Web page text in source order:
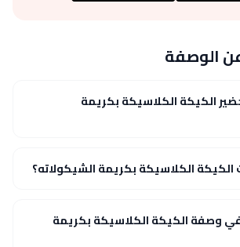
الوصفة
الكيكة الكلاسيكة بكريمة
الكلاسيكة بكريمة الشيكولاته؟
وصفة الكيكة الكلاسيكة بكريمة